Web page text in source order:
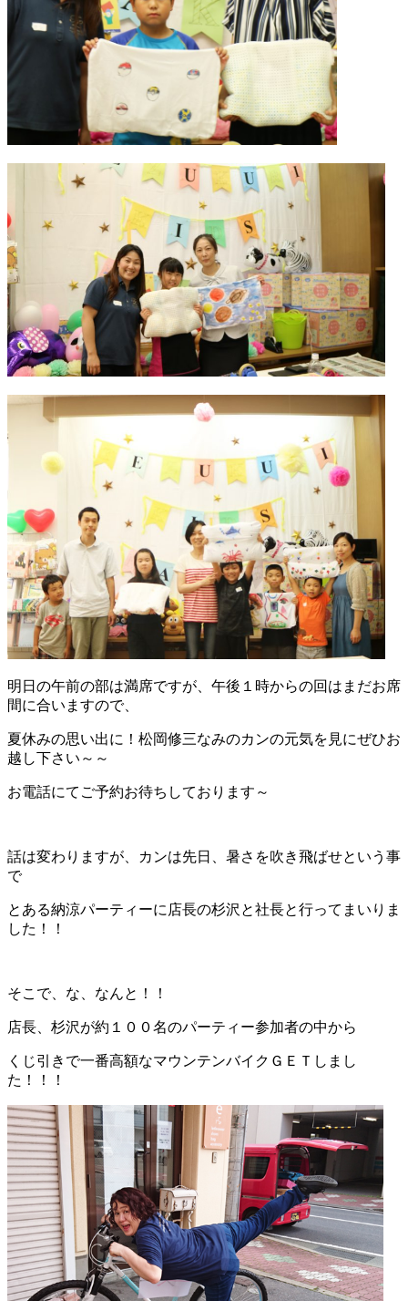
明日の午前の部は満席ですが、午後１時からの回はまだお席
間に合いますので、
夏休みの思い出に！松岡修三なみのカンの元気を見にぜひお
越し下さい～～
お電話にてご予約お待ちしております～
話は変わりますが、カンは先日、暑さを吹き飛ばせという事
で
とある納涼パーティーに店長の杉沢と社長と行ってまいりま
した！！
そこで、な、なんと！！
店長、杉沢が約１００名のパーティー参加者の中から
くじ引きで一番高額なマウンテンバイクＧＥＴしまし
た！！！